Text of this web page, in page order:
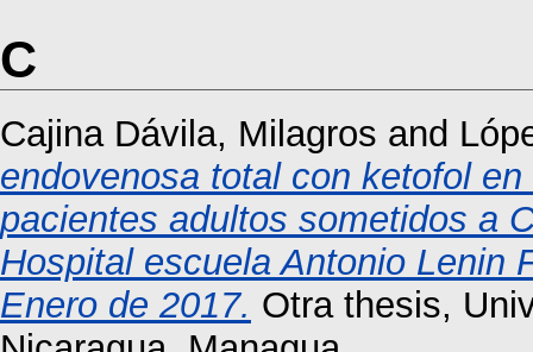
C
Cajina Dávila, Milagros and
endovenosa total con ketofol
pacientes adultos sometidos a
Hospital escuela Antonio Lenin
Enero de 2017. Otra thesis,